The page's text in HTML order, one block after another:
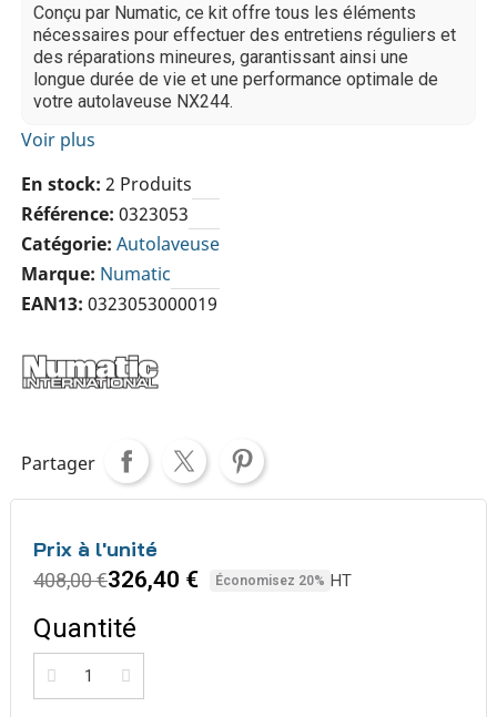
Conçu par Numatic, ce kit offre tous les éléments
nécessaires pour effectuer des entretiens réguliers et
des réparations mineures, garantissant ainsi une
longue durée de vie et une performance optimale de
votre autolaveuse NX244.
Voir plus
En stock 2 Produits
Référence 0323053
Catégorie Autolaveuse
Marque Numatic
EAN13 0323053000019
Partager
Prix à l'unité
408,00 €326,40 € Économisez 20% HT
Quantité